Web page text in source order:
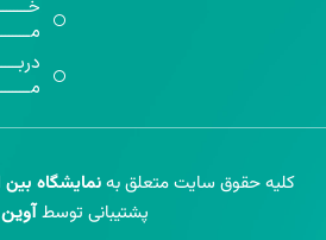
کلیه حقوق سایت متعلق بهنمایشگاه
پشتیبانی توسط